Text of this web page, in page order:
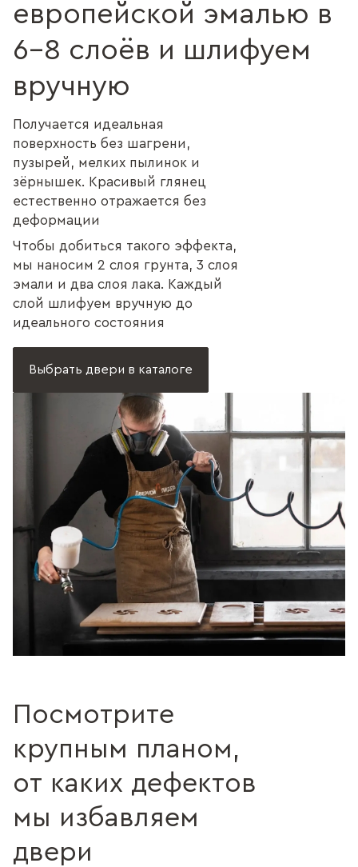
европейской эмалью в
6–8 слоёв и шлифуем
вручную
Получается идеальная
поверхность без шагрени,
пузырей, мелких пылинок и
зёрнышек. Красивый глянец
естественно отражается без
деформации
Чтобы добиться такого эффекта,
мы наносим 2 слоя грунта, 3 слоя
эмали и два слоя лака. Каждый
слой шлифуем вручную до
идеального состояния
Выбрать двери в каталоге
Посмотрите
крупным планом,
от каких дефектов
мы избавляем
двери